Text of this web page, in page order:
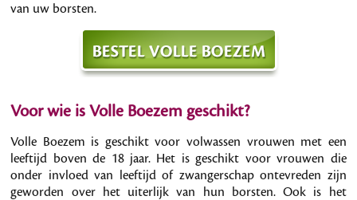
van uw borsten.
Voor wie is Volle Boezem geschikt?
Volle Boezem is geschikt voor volwassen vrouwen met een
leeftijd boven de 18 jaar. Het is geschikt voor vrouwen die
onder invloed van leeftijd of zwangerschap ontevreden zijn
geworden over het uiterlijk van hun borsten. Ook is het